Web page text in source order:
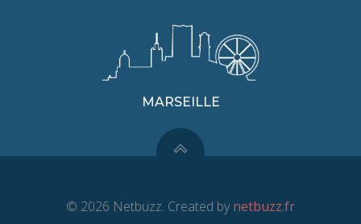
MARSEILLE
© 2026 Netbuzz. Created by netbuzz.fr